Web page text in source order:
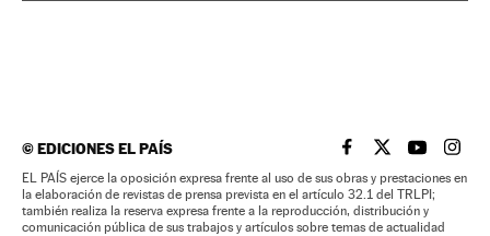
©EDICIONES EL PAÍS EL PAÍS BRASIL EN
EL PAÍSEL PAÍS
EL
EL PAÍS ejerce la oposición expresa frente al uso de sus obras y prestaciones en
la elaboración de revistas de prensa prevista en el artículo 32.1 del TRLPI;
también realiza la reserva expresa frente a la reproducción, distribución y
comunicación pública de sus trabajos y artículos sobre temas de actualidad